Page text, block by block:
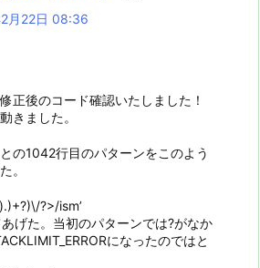
月22日 08:36
正後のコード確認いたしました！
きました。
の1042行目のパターンをこのよう
。
?>/ism’
げた。当初のパターンでは?がなか
になったのではと